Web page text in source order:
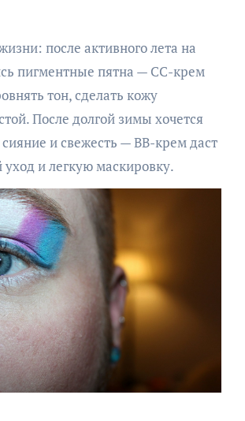
после активного лета на
пигментные пятна — CC-крем
тон, сделать кожу
После долгой зимы хочется
сияние и свежесть — BB-крем даст
и легкую маскировку.